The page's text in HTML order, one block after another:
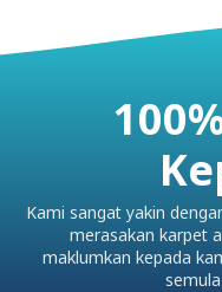
Kami sangat yakin
merasakan karpet
maklumkan kepada